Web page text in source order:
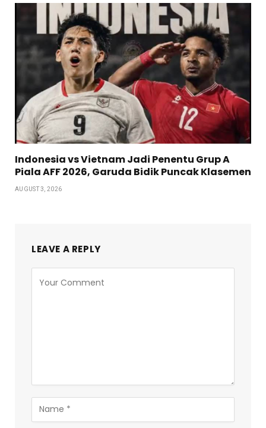
Indonesia vs Vietnam Jadi Penentu Grup A
Piala AFF 2026, Garuda Bidik Puncak Klasemen
AUGUST 3, 2026
LEAVE A REPLY